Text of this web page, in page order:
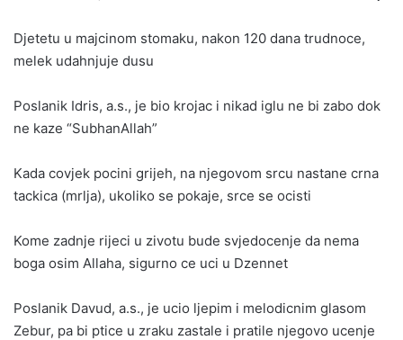
Djetetu u majcinom stomaku, nakon 120 dana trudnoce,
melek udahnjuje dusu
Poslanik Idris, a.s., je bio krojac i nikad iglu ne bi zabo dok
ne kaze “SubhanAllah”
Kada covjek pocini grijeh, na njegovom srcu nastane crna
tackica (mrlja), ukoliko se pokaje, srce se ocisti
Kome zadnje rijeci u zivotu bude svjedocenje da nema
boga osim Allaha, sigurno ce uci u Dzennet
Poslanik Davud, a.s., je ucio ljepim i melodicnim glasom
Zebur, pa bi ptice u zraku zastale i pratile njegovo ucenje